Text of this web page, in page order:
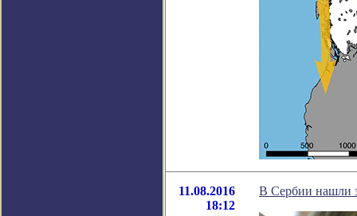
11.08.2016
18:12
В Сербии нашли